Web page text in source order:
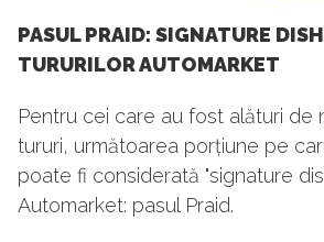
PASUL PRAID: SIGNATURE
TURURILOR AUTOMARKET
Pentru cei care au fost alături de
tururi, următoarea porțiune pe
poate fi considerată "signature
Automarket: pasul Praid.